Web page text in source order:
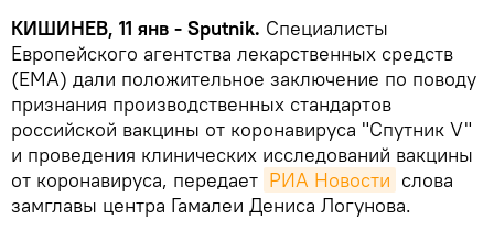
КИШИНЕВ, 11 янв - Sputnik. Специалисты
Европейского агентства лекарственных средств
(ЕМА) дали положительное заключение по поводу
признания производственных стандартов
российской вакцины от коронавируса "Спутник V"
и проведения клинических исследований вакцины
от коронавируса, передает РИА Новости слова
замглавы центра Гамалеи Дениса Логунова.